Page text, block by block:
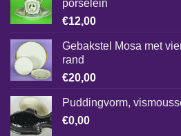
porselein
€12,00
Gebakstel Mosa met
rand
€20,00
Puddingvorm,
€0,00